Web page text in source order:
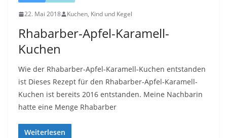
22. Mai 2018 Kuchen, Kind und Kegel
Rhabarber-Apfel-Karamell-
Kuchen
Wie der Rhabarber-Apfel-Karamell-Kuchen entstanden
ist Dieses Rezept für den Rhabarber-Apfel-Karamell-
Kuchen ist bereits 2016 entstanden. Meine Nachbarin
hatte eine Menge Rhabarber
Weiterlesen